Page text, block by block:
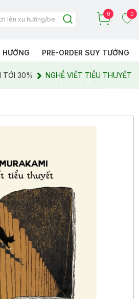
0 0
HƯỚNG PRE-ORDER SUY TƯỞNG
TỚI 30% NGHỀ VIẾT TIỂU THUYẾT